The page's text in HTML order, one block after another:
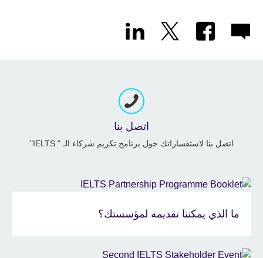
اتصل بنا
اتصل بنا لاستفساراتك حول برنامج تكريم شركاء الـ " IELTS"
ما الذي يمكننا تقديمه لمؤسستك؟